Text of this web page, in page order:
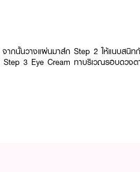
จากนั้นวางแผ่นมาส์ก Step 2 ให้แนบสนิท
3 Eye Cream ทาบริเวณรอบดวงต